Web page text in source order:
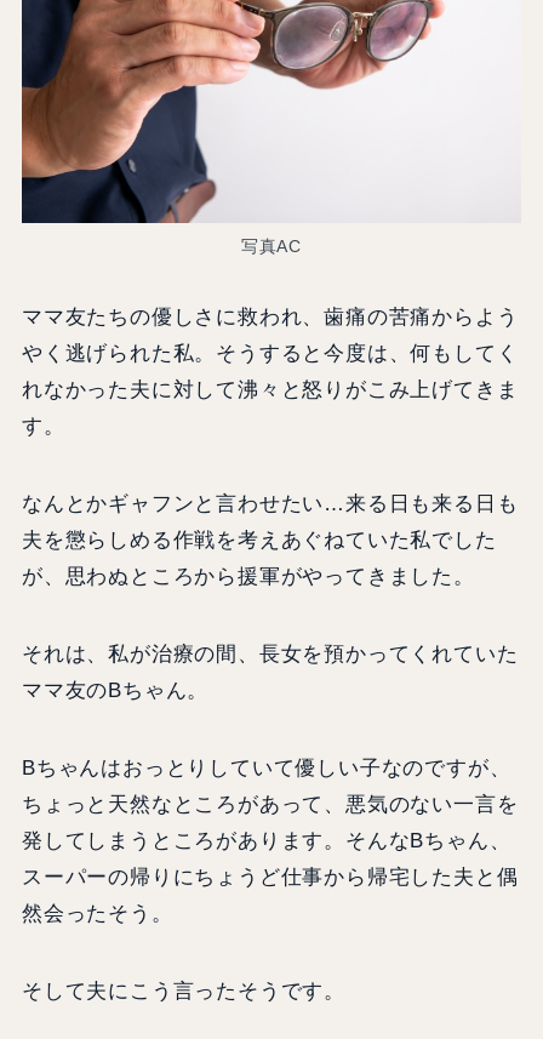
写真AC
ママ友たちの優しさに救われ、歯痛の苦痛からよう
やく逃げられた私。そうすると今度は、何もしてく
れなかった夫に対して沸々と怒りがこみ上げてきま
す。
なんとかギャフンと言わせたい…来る日も来る日も
夫を懲らしめる作戦を考えあぐねていた私でした
が、思わぬところから援軍がやってきました。
それは、私が治療の間、長女を預かってくれていた
ママ友のBちゃん。
Bちゃんはおっとりしていて優しい子なのですが、
ちょっと天然なところがあって、悪気のない一言を
発してしまうところがあります。そんなBちゃん、
スーパーの帰りにちょうど仕事から帰宅した夫と偶
然会ったそう。
そして夫にこう言ったそうです。